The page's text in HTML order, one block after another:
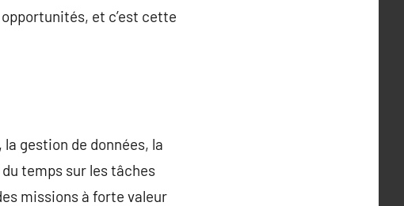
et c’est cette
gestion de données, la
temps sur les tâches
missions à forte valeur